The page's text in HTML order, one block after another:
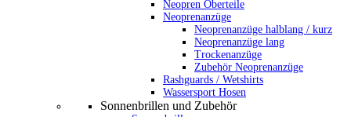
Neopren Oberteile
Neoprenanzüge
Neoprenanzüge halblang / kurz
Neoprenanzüge lang
Trockenanzüge
Zubehör Neoprenanzüge
Rashguards / Wetshirts
Wassersport Hosen
Sonnenbrillen und Zubehör